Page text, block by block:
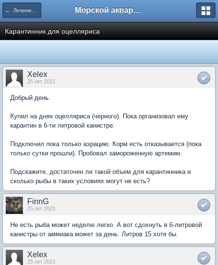
← Лечение, карантинирование, профилактика Морской аквариум. Форумы ReefCentral.ru
Карантинник для оцелляриса
Xelex
25 окт 2021
Добрый день.
Купил на днях оцелляриса (черного). Пока организовал ему
карантин в 6-ти литровой канистре.
Подключил пока только аэрацию. Корм есть отказывается (пока
только сутки прошли). Пробовал замороженную артемию.
Подскажите, достаточен ли такой объем для карантинника и
сколько рыбы в таких условиях могут не есть?
FinnG
25 окт 2021
Не есть рыба может неделю легко. А вот сдохнуть в 6-литровой
канистры от аммиака может за день. Литров 15 хотя бы.
Xelex
25 окт 2021